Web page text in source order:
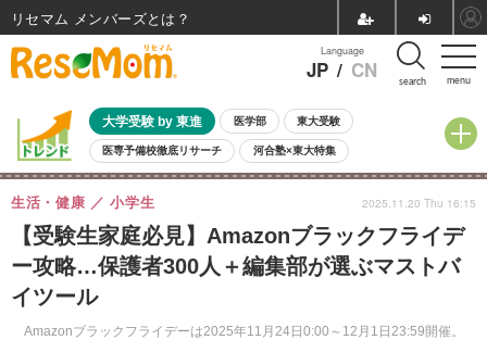
menu
Language
JP / CN search
大学受験 by 東進 医学部 東大受験
医専予備校徹底リサーチ 河合塾×東大特集
親子で考える大学選び 高校受験 中学受験 小学校受験
共通テスト 夏休み
8月開催イベント・WS 全国公立高校 過去問 人気記事
自由研究教材（小学生向け） 自由研究教材（中学生向け） ランキング
【受験生家庭必見】Amazonブラックフライデ
ー攻略…保護者300人＋編集部が選ぶマストバ
イツール
Amazonブラックフライデーは2025年11月24日0:00～12月1日23:59開催。
生活・健康 小学生 2025.11.20 Thu 16:15
リセマム メンバーズ